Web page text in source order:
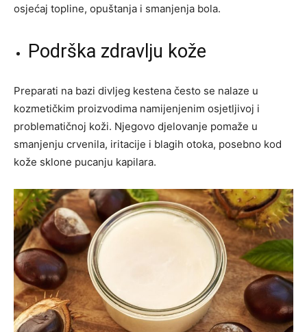
osjećaj topline, opuštanja i smanjenja bola.
Podrška zdravlju kože
Preparati na bazi divljeg kestena često se nalaze u
kozmetičkim proizvodima namijenjenim osjetljivoj i
problematičnoj koži. Njegovo djelovanje pomaže u
smanjenju crvenila, iritacije i blagih otoka, posebno kod
kože sklone pucanju kapilara.